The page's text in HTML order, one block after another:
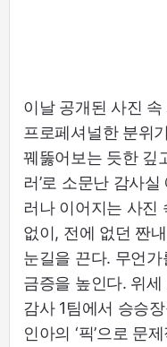
이날 공개된 사진
프로페셔널한 분위
꿰뚫어보는 듯한 깊
러’로 소문난 감사
러나 이어지는 사진
없이, 전에 없던 짠
눈길을 끈다. 무언
금증을 높인다. 위
감사 1팀에서 승승
인아의 ‘픽’으로 문